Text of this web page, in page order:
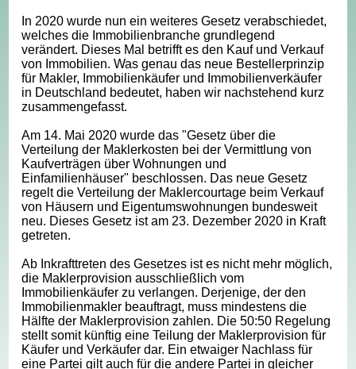
In 2020 wurde nun ein weiteres Gesetz verabschiedet,
welches die Immobilienbranche grundlegend
verändert. Dieses Mal betrifft es den Kauf und Verkauf
von Immobilien. Was genau das neue Bestellerprinzip
für Makler, Immobilienkäufer und Immobilienverkäufer
in Deutschland bedeutet, haben wir nachstehend kurz
zusammengefasst.
Am 14. Mai 2020 wurde das "Gesetz über die
Verteilung der Maklerkosten bei der Vermittlung von
Kaufverträgen über Wohnungen und
Einfamilienhäuser" beschlossen. Das neue Gesetz
regelt die Verteilung der Maklercourtage beim Verkauf
von Häusern und Eigentumswohnungen bundesweit
neu. Dieses Gesetz ist am 23. Dezember 2020 in Kraft
getreten.
Ab Inkrafttreten des Gesetzes ist es nicht mehr möglich,
die Maklerprovision ausschließlich vom
Immobilienkäufer zu verlangen. Derjenige, der den
Immobilienmakler beauftragt, muss mindestens die
Hälfte der Maklerprovision zahlen. Die 50:50 Regelung
stellt somit künftig eine Teilung der Maklerprovision für
Käufer und Verkäufer dar. Ein etwaiger Nachlass für
eine Partei gilt auch für die andere Partei in gleicher